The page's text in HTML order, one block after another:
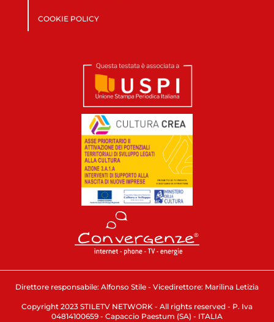
COOKIE POLICY
Direttore responsabile: Alfonso Stile - Vicedirettore: Marilina Letizia
Copyright 2023 STILETV NETWORK - All rights reserved - P. Iva
04814100659 - Capaccio Paestum (SA) - ITALIA